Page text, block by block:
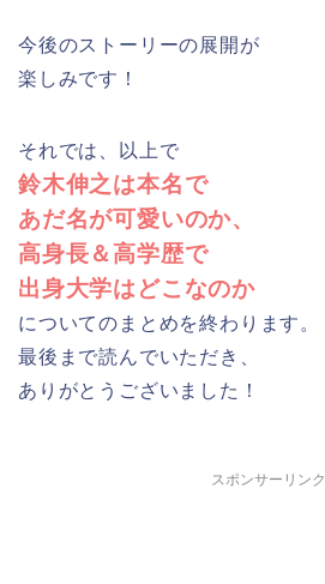
今後のストーリーの展開が
楽しみです！
それでは、以上で
鈴木伸之は本名で
あだ名が可愛いのか、
高身長＆高学歴で
出身大学はどこなのか
についてのまとめを終わります。
最後まで読んでいただき、
ありがとうございました！
スポンサーリンク